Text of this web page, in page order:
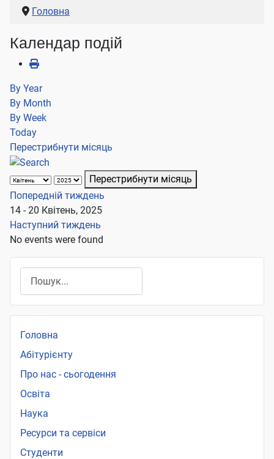
Головна
Календар подій
By Year
By Month
By Week
Today
Перестрибнути місяць
Перестрибнути місяць
Попередній тиждень
14 - 20 Квітень, 2025
Наступний тиждень
No events were found
Головна
Абітурієнту
Про нас - сьогодення
Освіта
Наука
Ресурси та сервіси
Студенти